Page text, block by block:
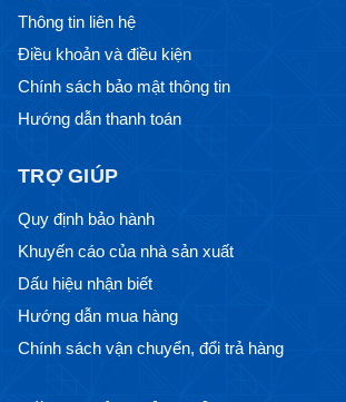
Thông tin liên hệ
Điều khoản và điều kiện
Chính sách bảo mật thông tin
Hướng dẫn thanh toán
TRỢ GIÚP
Quy định bảo hành
Khuyến cáo của nhà sản xuất
Dấu hiệu nhận biết
Hướng dẫn mua hàng
Chính sách vận chuyển, đổi trả hàng